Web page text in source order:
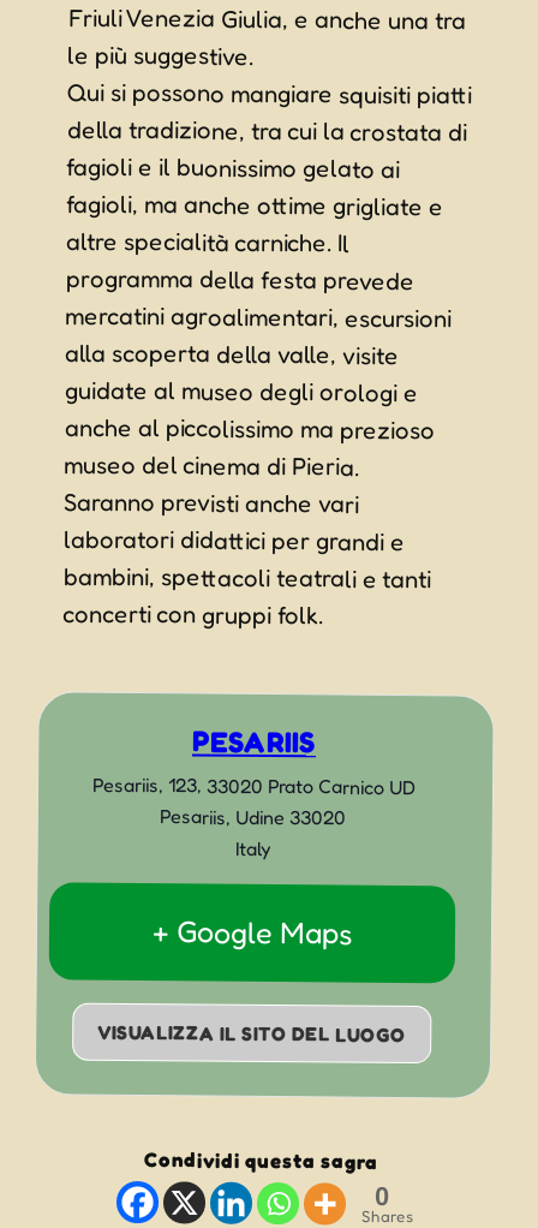
le più suggestive.
Qui si possono mangiare squisiti piatti
della tradizione, tra cui la crostata di
fagioli e il buonissimo gelato ai
fagioli, ma anche ottime grigliate e
altre specialità carniche. Il
programma della festa prevede
mercatini agroalimentari, escursioni
alla scoperta della valle, visite
guidate al museo degli orologi e
anche al piccolissimo ma prezioso
museo del cinema di Pieria.
Saranno previsti anche vari
laboratori didattici per grandi e
bambini, spettacoli teatrali e tanti
concerti con gruppi folk.
PESARIIS
Pesariis, 123, 33020 Prato Carnico UD
Pesariis, Udine 33020
Italy
+ Google Maps
VISUALIZZA IL SITO DEL LUOGO
Condividi questa sagra
0
Shares